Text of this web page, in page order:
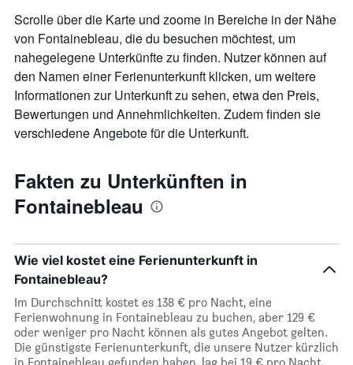
hat
Y-
Achse,
die
den
durchschnittlichen
Zimmerpreis
anzeigt
Scrolle über die Karte und zoome in Bereiche in der Nähe
von Fontainebleau, die du besuchen möchtest, um
nahegelegene Unterkünfte zu finden. Nutzer können auf
den Namen einer Ferienunterkunft klicken, um weitere
Informationen zur Unterkunft zu sehen, etwa den Preis,
Bewertungen und Annehmlichkeiten. Zudem finden sie
verschiedene Angebote für die Unterkunft.
Fakten zu Unterkünften in
Fontainebleau
Wie viel kostet eine Ferienunterkunft in
Fontainebleau?
Im Durchschnitt kostet es 138 € pro Nacht, eine
Ferienwohnung in Fontainebleau zu buchen, aber 129 €
oder weniger pro Nacht können als gutes Angebot gelten.
Die günstigste Ferienunterkunft, die unsere Nutzer kürzlich